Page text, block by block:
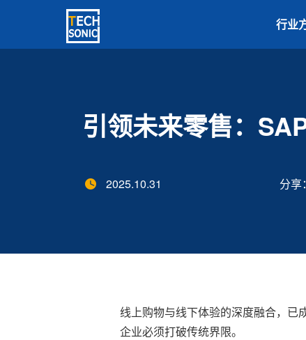
行业
引领未来零售：
2025.10.31 分享：
线上购物与线下体验的深度融合，已
企业必须打破传统界限。